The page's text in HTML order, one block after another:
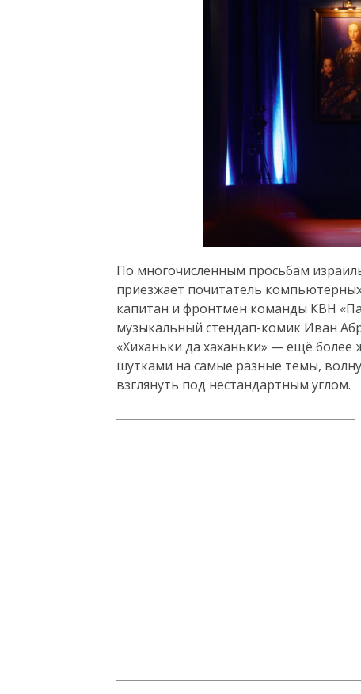
По многочисленным просьбам
приезжает почитатель
капитан и фронтмен команды КВН
музыкальный стендап-комик Иван
«Хиханьки да хаханьки» — ещё
шутками на самые разные темы,
взглянуть под нестандартным углом.